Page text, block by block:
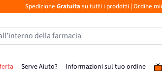
Spedizione Gratuita su tutti i prodotti| Ordine
Serve Aiuto? Informazioni sul tuo ordine
della farmacia